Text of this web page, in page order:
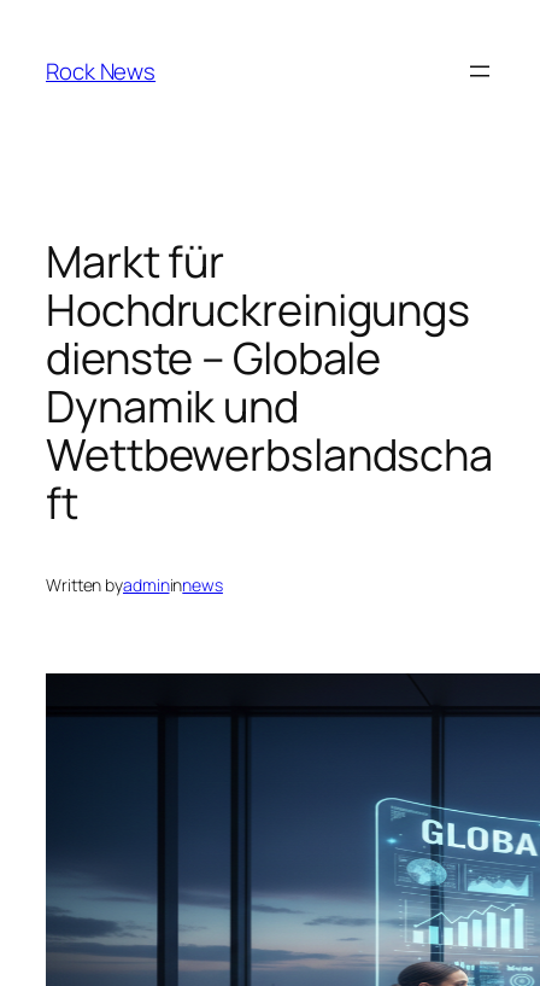
content
Rock News
Markt für
Hochdruckreinigungs
dienste – Globale
Dynamik und
Wettbewerbslandscha
ft
Written byadmininnews